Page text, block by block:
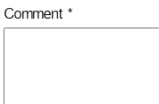
Comment *